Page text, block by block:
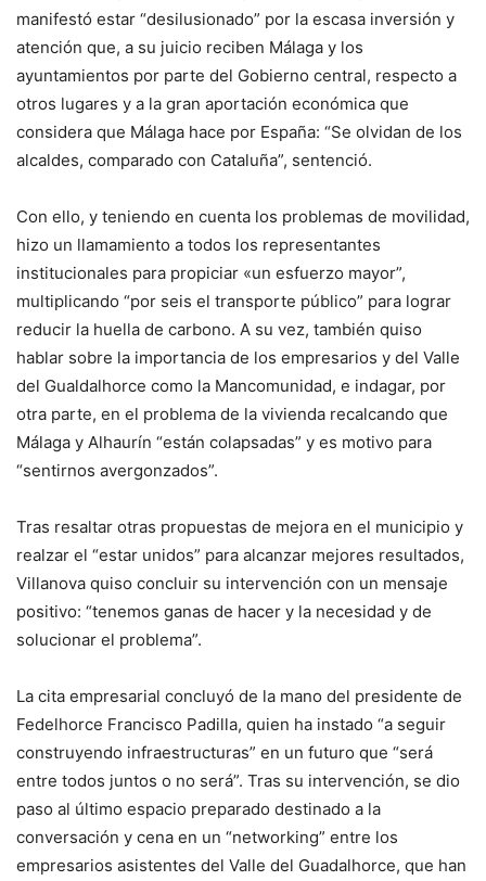
manifestó estar “desilusionado” por la escasa inversión y
atención que, a su juicio reciben Málaga y los
ayuntamientos por parte del Gobierno central, respecto a
otros lugares y a la gran aportación económica que
considera que Málaga hace por España: “Se olvidan de los
alcaldes, comparado con Cataluña”, sentenció.
Con ello, y teniendo en cuenta los problemas de movilidad,
hizo un llamamiento a todos los representantes
institucionales para propiciar «un esfuerzo mayor”,
multiplicando “por seis el transporte público” para lograr
reducir la huella de carbono. A su vez, también quiso
hablar sobre la importancia de los empresarios y del Valle
del Gualdalhorce como la Mancomunidad, e indagar, por
otra parte, en el problema de la vivienda recalcando que
Málaga y Alhaurín “están colapsadas” y es motivo para
“sentirnos avergonzados”.
Tras resaltar otras propuestas de mejora en el municipio y
realzar el “estar unidos” para alcanzar mejores resultados,
Villanova quiso concluir su intervención con un mensaje
positivo: “tenemos ganas de hacer y la necesidad y de
solucionar el problema”.
La cita empresarial concluyó de la mano del presidente de
Fedelhorce Francisco Padilla, quien ha instado “a seguir
construyendo infraestructuras” en un futuro que “será
entre todos juntos o no será”. Tras su intervención, se dio
paso al último espacio preparado destinado a la
conversación y cena en un “networking” entre los
empresarios asistentes del Valle del Guadalhorce, que han